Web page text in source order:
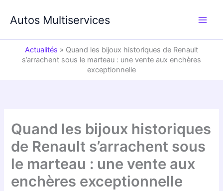
Autos Multiservices
Actualités » Quand les bijoux historiques de Renault
s’arrachent sous le marteau : une vente aux enchères
exceptionnelle
Quand les bijoux historiques
de Renault s’arrachent sous
le marteau : une vente aux
enchères exceptionnelle